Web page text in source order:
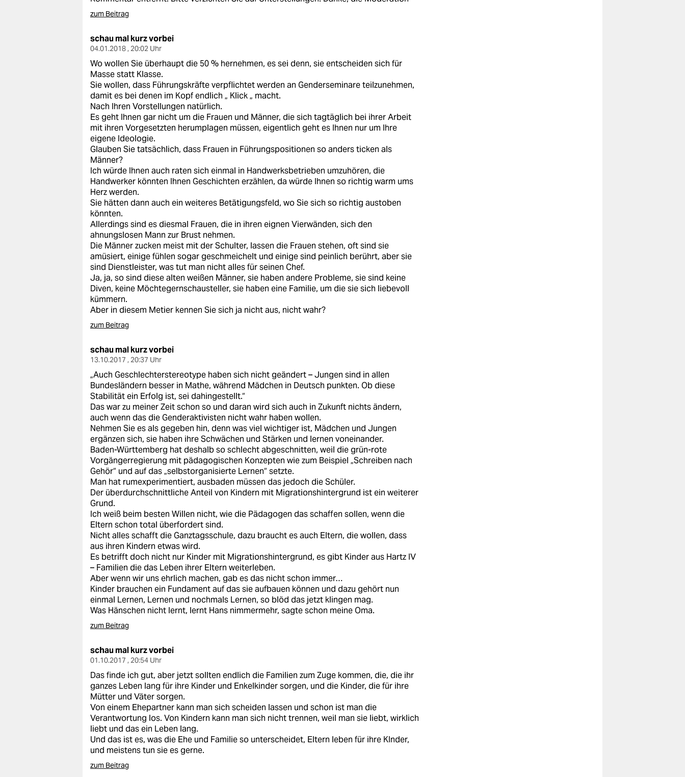
zum Beitrag
schau mal kurz vorbei
04.01.2018 , 20:02 Uhr
Wo wollen Sie überhaupt die 50 % hernehmen, es sei denn, sie entscheiden sich für
Masse statt Klasse.
Sie wollen, dass Führungskräfte verpflichtet werden an Genderseminare teilzunehmen,
damit es bei denen im Kopf endlich „ Klick „ macht.
Nach Ihren Vorstellungen natürlich.
Es geht Ihnen gar nicht um die Frauen und Männer, die sich tagtäglich bei ihrer Arbeit
mit ihren Vorgesetzten herumplagen müssen, eigentlich geht es Ihnen nur um Ihre
eigene Ideologie.
Glauben Sie tatsächlich, dass Frauen in Führungspositionen so anders ticken als
Männer?
Ich würde Ihnen auch raten sich einmal in Handwerksbetrieben umzuhören, die
Handwerker könnten Ihnen Geschichten erzählen, da würde Ihnen so richtig warm ums
Herz werden.
Sie hätten dann auch ein weiteres Betätigungsfeld, wo Sie sich so richtig austoben
könnten.
Allerdings sind es diesmal Frauen, die in ihren eignen Vierwänden, sich den
ahnungslosen Mann zur Brust nehmen.
Die Männer zucken meist mit der Schulter, lassen die Frauen stehen, oft sind sie
amüsiert, einige fühlen sogar geschmeichelt und einige sind peinlich berührt, aber sie
sind Dienstleister, was tut man nicht alles für seinen Chef.
Ja, ja, so sind diese alten weißen Männer, sie haben andere Probleme, sie sind keine
Diven, keine Möchtegernschausteller, sie haben eine Familie, um die sie sich liebevoll
kümmern.
Aber in diesem Metier kennen Sie sich ja nicht aus, nicht wahr?
zum Beitrag
schau mal kurz vorbei
13.10.2017 , 20:37 Uhr
„Auch Geschlechterstereotype haben sich nicht geändert – Jungen sind in allen
Bundesländern besser in Mathe, während Mädchen in Deutsch punkten. Ob diese
Stabilität ein Erfolg ist, sei dahingestellt.“
Das war zu meiner Zeit schon so und daran wird sich auch in Zukunft nichts ändern,
auch wenn das die Genderaktivisten nicht wahr haben wollen.
Nehmen Sie es als gegeben hin, denn was viel wichtiger ist, Mädchen und Jungen
ergänzen sich, sie haben ihre Schwächen und Stärken und lernen voneinander.
Baden-Württemberg hat deshalb so schlecht abgeschnitten, weil die grün-rote
Vorgängerregierung mit pädagogischen Konzepten wie zum Beispiel „Schreiben nach
Gehör“ und auf das „selbstorganisierte Lernen“ setzte.
Man hat rumexperimentiert, ausbaden müssen das jedoch die Schüler.
Der überdurchschnittliche Anteil von Kindern mit Migrationshintergrund ist ein weiterer
Grund.
Ich weiß beim besten Willen nicht, wie die Pädagogen das schaffen sollen, wenn die
Eltern schon total überfordert sind.
Nicht alles schafft die Ganztagsschule, dazu braucht es auch Eltern, die wollen, dass
aus ihren Kindern etwas wird.
Es betrifft doch nicht nur Kinder mit Migrationshintergrund, es gibt Kinder aus Hartz IV
– Familien die das Leben ihrer Eltern weiterleben.
Aber wenn wir uns ehrlich machen, gab es das nicht schon immer…
Kinder brauchen ein Fundament auf das sie aufbauen können und dazu gehört nun
einmal Lernen, Lernen und nochmals Lernen, so blöd das jetzt klingen mag.
Was Hänschen nicht lernt, lernt Hans nimmermehr, sagte schon meine Oma.
zum Beitrag
schau mal kurz vorbei
01.10.2017 , 20:54 Uhr
Das finde ich gut, aber jetzt sollten endlich die Familien zum Zuge kommen, die, die ihr
ganzes Leben lang für ihre Kinder und Enkelkinder sorgen, und die Kinder, die für ihre
Mütter und Väter sorgen.
Von einem Ehepartner kann man sich scheiden lassen und schon ist man die
Verantwortung los. Von Kindern kann man sich nicht trennen, weil man sie liebt, wirklich
liebt und das ein Leben lang.
Und das ist es, was die Ehe und Familie so unterscheidet, Eltern leben für ihre KInder,
und meistens tun sie es gerne.
zum Beitrag